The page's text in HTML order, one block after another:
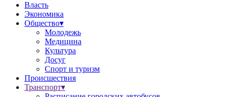
Власть
Экономика
Общество▾
Молодежь
Медицина
Культура
Досуг
Спорт и туризм
Происшествия
Транспорт▾